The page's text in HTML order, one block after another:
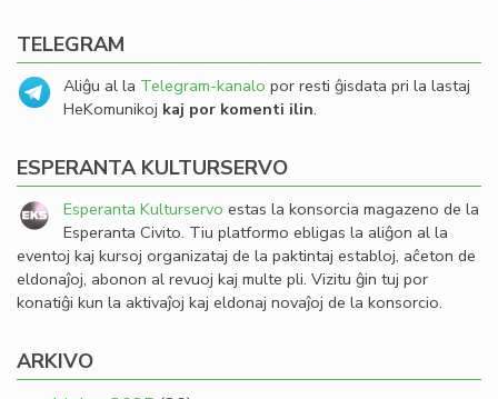
TELEGRAM
Aliĝu al la Telegram-kanalo por resti ĝisdata pri la lastaj
HeKomunikoj kaj por komenti ilin.
ESPERANTA KULTURSERVO
Esperanta Kulturservo estas la konsorcia magazeno de la
Esperanta Civito. Tiu platformo ebligas la aliĝon al la
eventoj kaj kursoj organizataj de la paktintaj establoj, aĉeton de
eldonaĵoj, abonon al revuoj kaj multe pli. Vizitu ĝin tuj por
konatiĝi kun la aktivaĵoj kaj eldonaj novaĵoj de la konsorcio.
ARKIVO